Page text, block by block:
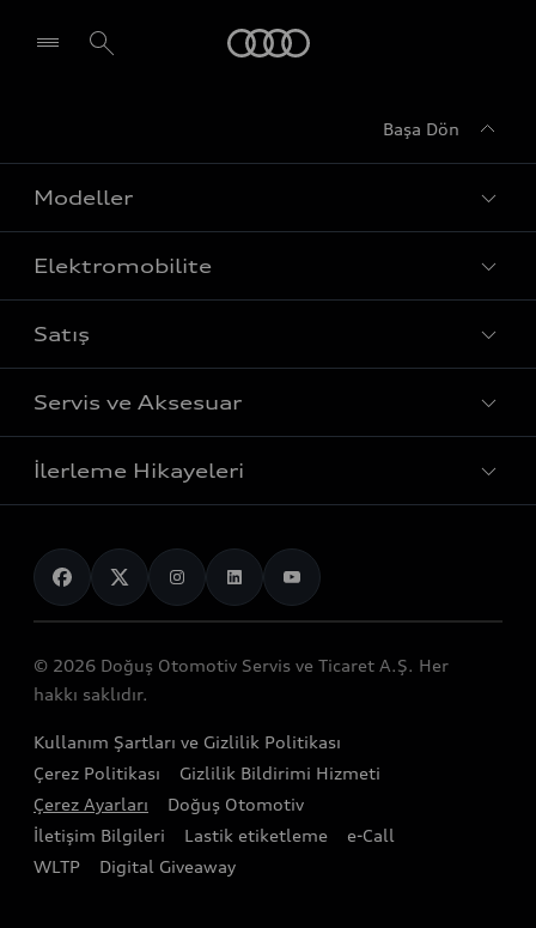
Başa Dön
Modeller
Tüm Modeller
Sedan
Avant
Elektrikli modeller
Elektromobilite
Şarj
Elektrikli araçlar
Servis ve aksesuarlar
Mobilitenin Geleceği
Satış
Fiyat Listesi
Görüntülü Görüşün
Stok Araç Arama
Satış Kampanyaları
Servis ve Aksesuar
Yetkili Servisler
Servis Randevusu Alın
Servis Hizmetleri
Audi Kasko
Audi Orijinal Aksesuar®
Servis Kampanyalar
Audi Shop
İlerleme Hikayeleri
Genel bakış
Teknoloji
Gelecek
Sürdürülebilirlik
Lifestyle
Audi Sport
© 2026 Doğuş Otomotiv Servis ve Ticaret A.Ş. Her
hakkı saklıdır.
Kullanım Şartları ve Gizlilik Politikası
Çerez Politikası
Gizlilik Bildirimi Hizmeti
Çerez Ayarları
Doğuş Otomotiv
İletişim Bilgileri
Lastik etiketleme
e-Call
WLTP
Digital Giveaway